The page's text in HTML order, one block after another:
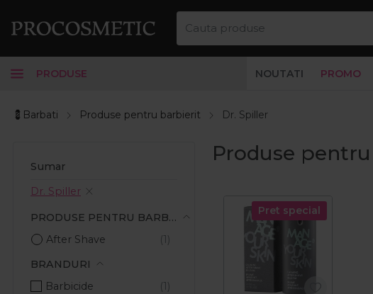
PRODUSE NOUTATI PROMO
💈Barbati Produse pentru barbierit Dr. Spiller
Sumar
Dr. Spiller
PRODUSE PENTRU BARBIERIT
After Shave
BRANDURI
Barbicide
Produse
Pret special